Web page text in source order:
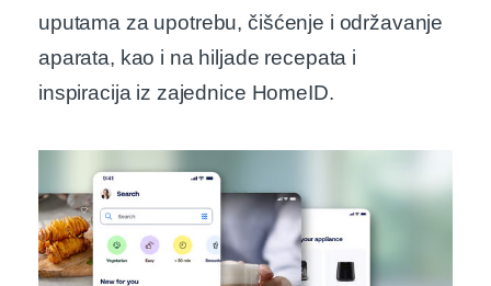
uputama za upotrebu, čišćenje i održavanje
aparata, kao i na hiljade recepata i
inspiracija iz zajednice HomeID.